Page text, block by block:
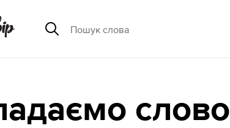
слово